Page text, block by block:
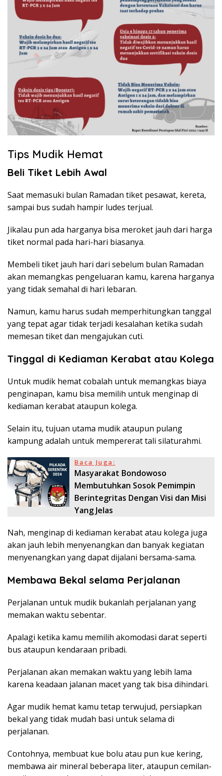
Tips Mudik Hemat
Beli Tiket Lebih Awal
Saat memasuki bulan Ramadan tiket pesawat, kereta,
sampai bus sudah hampir ludes terjual.
Jikalau pun ada harganya bisa meroket jauh dari harga
tiket normal pada hari-hari biasanya.
Membeli tiket jauh hari dari sebelum bulan Ramadan
akan memangkas pengeluaran kamu, karena harganya
yang tidak semahal di hari lebaran.
Namun, kamu harus sudah memperhitungkan tanggal
yang tepat agar tidak terjadi kesalahan ketika sudah
memesan tiket dan mengajukan cuti.
Tinggal di Kediaman Kerabat atau Kolega
Untuk mudik hemat cobalah untuk memangkas biaya
penginapan, kamu bisa memilih untuk menginap di
kediaman kerabat ataupun kolega.
Selain itu, tujuan utama mudik ataupun pulang
kampung adalah untuk mempererat tali silaturahmi.
Baca Juga:
Masyarakat Bondowoso
Membutuhkan Sosok Pemimpin
Berintegritas Dengan Visi dan Misi
Yang Jelas
Nah, menginap di kediaman kerabat atau kolega juga
akan jauh lebih menyenangkan dan banyak kegiatan
menyenangkan yang dapat dijalani bersama-sama.
Membawa Bekal selama Perjalanan
Perjalanan untuk mudik bukanlah perjalanan yang
memakan waktu sebentar.
Apalagi ketika kamu memilih akomodasi darat seperti
bus ataupun kendaraan pribadi.
Perjalanan akan memakan waktu yang lebih lama
karena keadaan jalanan macet yang tak bisa dihindari.
Agar mudik hemat kamu tetap terwujud, persiapkan
bekal yang tidak mudah basi untuk selama di
perjalanan.
Contohnya, membuat kue bolu atau pun kue kering,
membawa air mineral beberapa liter, ataupun cemilan-